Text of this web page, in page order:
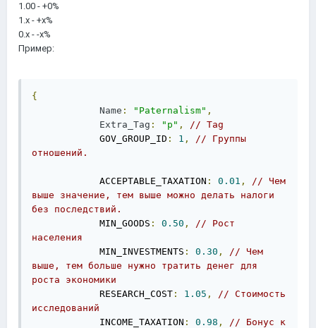
1.00 - +0%
1.x - +x%
0.x - -x%
Пример:
{
Name : "Paternalism" ,
Extra_Tag : "p" ,
// Tag
GOV_GROUP_ID : 1 ,
// Группы
отношений.
ACCEPTABLE_TAXATION : 0.01 ,
// Чем
выше значение, тем выше можно делать налоги
без последствий.
MIN_GOODS : 0.50 ,
// Рост
населения
MIN_INVESTMENTS : 0.30 ,
// Чем
выше, тем больше нужно тратить денег для
роста экономики
RESEARCH_COST : 1.05 ,
// Стоимость
исследований
INCOME_TAXATION : 0.98 ,
// Бонус к